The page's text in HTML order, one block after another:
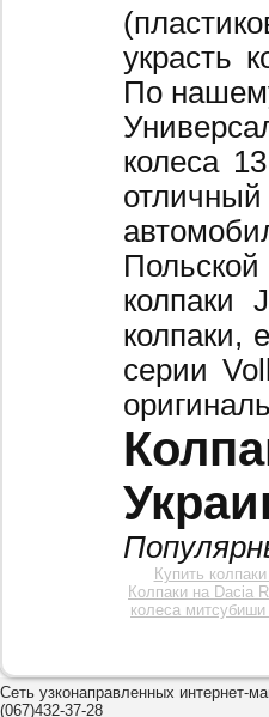
украсть
По
колеса
Польской
колпаки
колпаки,
серии
Купить
Колпаки на Dacia
колеса митсубиши
Сеть узконаправленных интернет-
(067)432-37-28